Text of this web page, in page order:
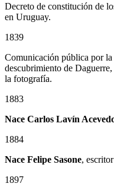
Decreto de constitución de
en Uruguay.
1839
Comunicación pública por la
descubrimiento de Daguerre,
la fotografía.
1883
Nace Carlos Lavín
1884
Nace Felipe Sasone,
1897